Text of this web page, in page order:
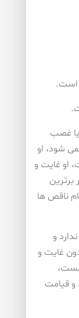
است.
یا غصب
شود، او
او غایت و
ناقص ها
و
غایت و
و قیامت